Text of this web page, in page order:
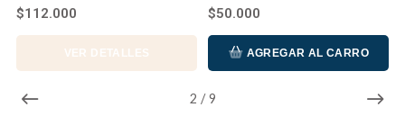
2 / 9
$112.000
VER DETALLES
$50.000
AGREGAR AL CARRO